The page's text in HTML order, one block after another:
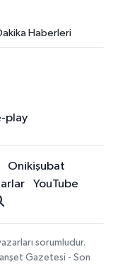
Haberleri
Onikişubat
YouTube
sorumludur.
Gazetesi - Son